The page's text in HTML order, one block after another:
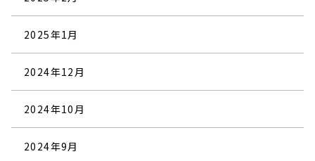
2025年1月
2024年12月
2024年10月
2024年9月